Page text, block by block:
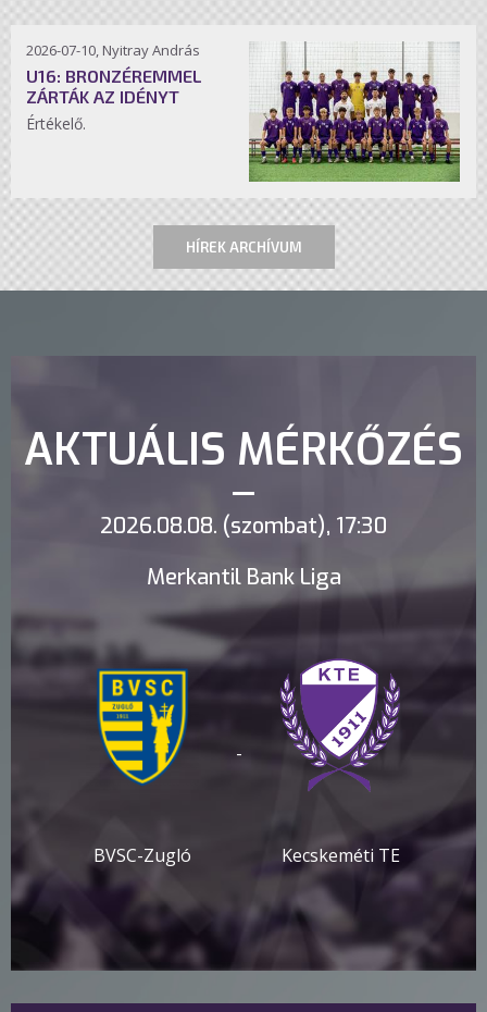
2026-07-10, Nyitray András
U16: BRONZÉREMMEL
ZÁRTÁK AZ IDÉNYT
Értékelő.
HÍREK ARCHÍVUM
AKTUÁLIS MÉRKŐZÉS
2026.08.08. (szombat), 17:30
Merkantil Bank Liga
BVSC-Zugló
-
Kecskeméti TE